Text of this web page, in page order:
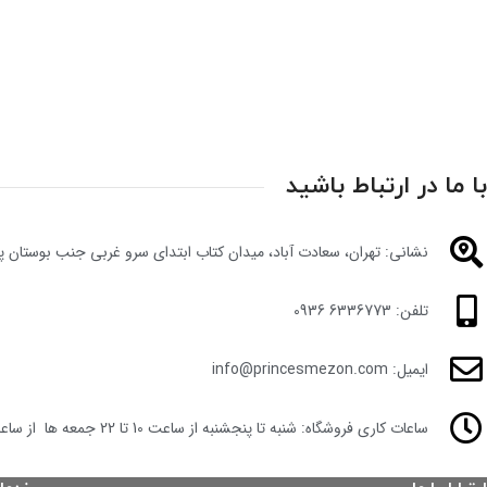
با ما در ارتباط باشید
نشانی: تهران، سعادت آباد، میدان کتاب ابتدای سرو غربی جنب بوستان
تلفن: 6336773 0936
ایمیل: info@princesmezon.com
ساعات کاری فروشگاه: شنبه تا پنجشنبه از ساعت 10 تا 22 جمعه ها از ساعت 11 تا 22